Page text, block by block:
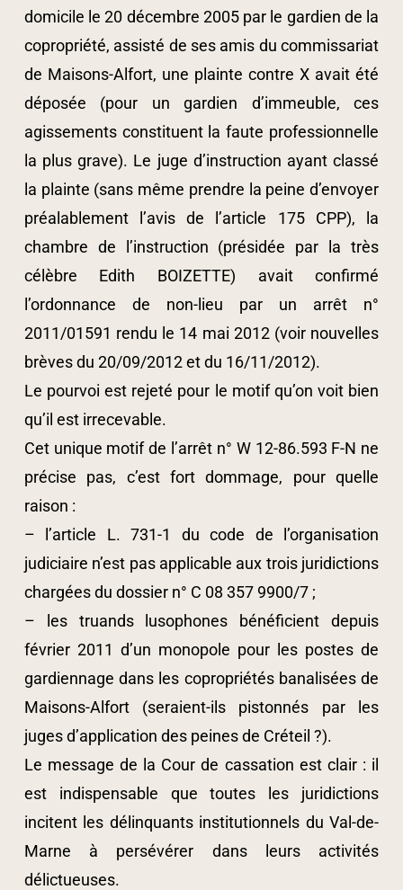
domicile le 20 décembre 2005 par le gardien de la
copropriété, assisté de ses amis du commissariat
de Maisons-Alfort, une plainte contre X avait été
déposée (pour un gardien d’immeuble, ces
agissements constituent la faute professionnelle
la plus grave). Le juge d’instruction ayant classé
la plainte (sans même prendre la peine d’envoyer
préalablement l’avis de l’article 175 CPP), la
chambre de l’instruction (présidée par la très
célèbre Edith BOIZETTE) avait confirmé
l’ordonnance de non-lieu par un arrêt n°
2011/01591 rendu le 14 mai 2012 (voir nouvelles
brèves du 20/09/2012 et du 16/11/2012).
Le pourvoi est rejeté pour le motif qu’on voit bien
qu’il est irrecevable.
Cet unique motif de l’arrêt n° W 12-86.593 F-N ne
précise pas, c’est fort dommage, pour quelle
raison :
– l’article L. 731-1 du code de l’organisation
judiciaire n’est pas applicable aux trois juridictions
chargées du dossier n° C 08 357 9900/7 ;
– les truands lusophones bénéficient depuis
février 2011 d’un monopole pour les postes de
gardiennage dans les copropriétés banalisées de
Maisons-Alfort (seraient-ils pistonnés par les
juges d’application des peines de Créteil ?).
Le message de la Cour de cassation est clair : il
est indispensable que toutes les juridictions
incitent les délinquants institutionnels du Val-de-
Marne à persévérer dans leurs activités
délictueuses.